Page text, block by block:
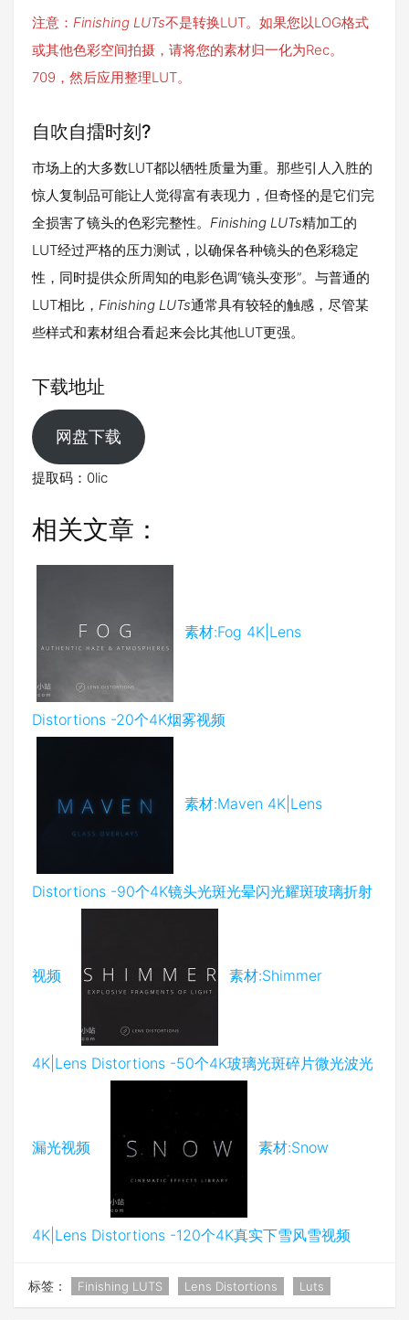
注意： Finishing LUTs不是转换LUT。如果您以LOG格式
或其他色彩空间拍摄，请将您的素材归一化为Rec。
709，然后应用整理LUT。
自吹自擂时刻?
市场上的大多数LUT都以牺牲质量为重。那些引人入胜的
惊人复制品可能让人觉得富有表现力，但奇怪的是它们完
全损害了镜头的色彩完整性。 Finishing LUTs精加工的
LUT经过严格的压力测试，以确保各种镜头的色彩稳定
性，同时提供众所周知的电影色调“镜头变形”。与普通的
LUT相比， Finishing LUTs通常具有较轻的触感，尽管某
些样式和素材组合看起来会比其他LUT更强。
下载地址
网盘下载
提取码：0lic
相关文章：
素材:Fog 4K|Lens
Distortions -20个4K烟雾视频
素材:Maven 4K|Lens
Distortions -90个4K镜头光斑光晕闪光耀斑玻璃折射
视频 素材:Shimmer
4K|Lens Distortions -50个4K玻璃光斑碎片微光波光
漏光视频 素材:Snow
4K|Lens Distortions -120个4K真实下雪风雪视频
标签： Finishing LUTS Lens Distortions Luts